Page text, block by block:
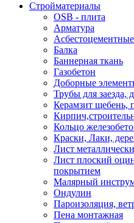
Стройматериалы
OSB - плита
Арматура
Балка
Баннерная ткань
Газобетон
Доборные
Трубы для
Керамзит щебень,
Кольцо
Краски, Лаки,
Лист
Лист плоский
покрытием
Малярный
Ондулин
Пароизоляция,
Пена монтажная